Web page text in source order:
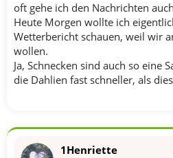
oft gehe ich den Nachrichten
Heute Morgen wollte ich
Wetterbericht schauen, weil wir
wollen.
Ja, Schnecken sind auch so eine
die Dahlien fast schneller, als
1Henriette